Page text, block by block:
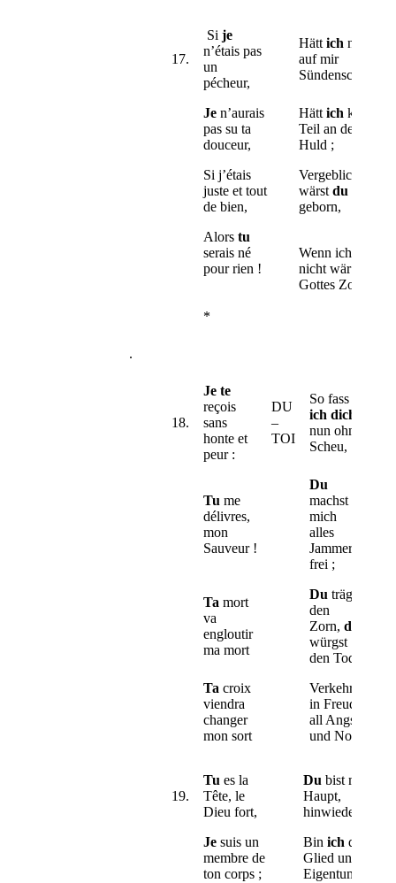
17.
Sije
n’étais pas
un
pécheur,
Hättich nicht
auf mir
Sündenschuld,
Je n’aurais
pas su ta
douceur,
Hättich kein
Teil an deiner
Huld ;
Si j’étais
juste et tout
de bien,
Vergeblich
wärstdu
geborn,
Alorstu
serais né
pour rien !
*
Wenn ich
nicht wär in
Gottes Zorn.
.
18.
Je te
reçois
sans
honte et
peur :
DU
–
TOI
So fass
ich dich
nun ohne
Scheu,
Tu me
délivres,
mon
Sauveur !
Du
machst
mich
alles
Jammers
frei ;
Tamort
va
engloutir
ma mort
Du trägst
den
Zorn,du
würgst
den Tod,
Ta croix
viendra
changer
mon sort
Verkehrst
in Freud
all Angst
und Not.
19.
Tu es la
Tête, le
Dieu fort,
Du bist mein
Haupt,
hinwiederum
Je suis un
membre de
ton corps ;
Binichdein
Glied und
Eigentum